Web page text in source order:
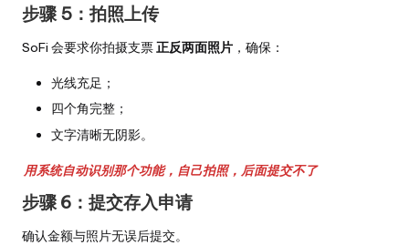
步骤 5：拍照上传
SoFi 会要求你拍摄支票正反两面照片 ，确保：
光线充足；
四个角完整；
文字清晰无阴影。
用系统自动识别那个功能，自己拍照，后面提交不了
步骤 6：提交存入申请
确认金额与照片无误后提交。